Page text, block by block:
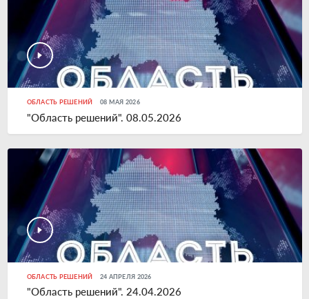
ОБЛАСТЬ РЕШЕНИЙ 08 МАЯ 2026
"Область решений". 08.05.2026
ОБЛАСТЬ РЕШЕНИЙ 24 АПРЕЛЯ 2026
"Область решений". 24.04.2026